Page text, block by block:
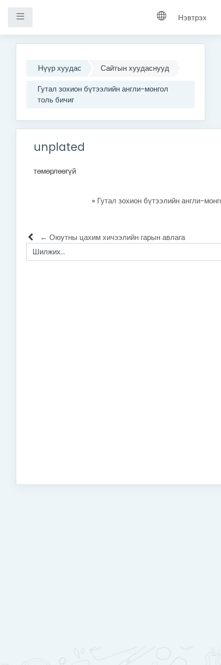
Хажуугийн самбар Нэвтрэх
Нүүр хуудас
Сайтын хуудаснууд
Гутал зохион бүтээлийн англи-монгол
толь бичиг
unplated
төмөрлөөгүй
» Гутал зохион бүтээлийн англи-
← Оюутны цахим хичээлийн гарын авлага
Шилжих...